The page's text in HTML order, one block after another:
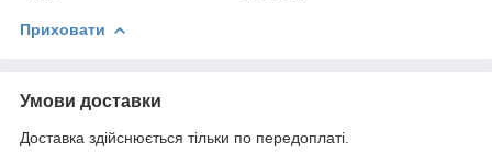
Приховати
Умови доставки
Доставка здійснюється тільки по передоплаті.